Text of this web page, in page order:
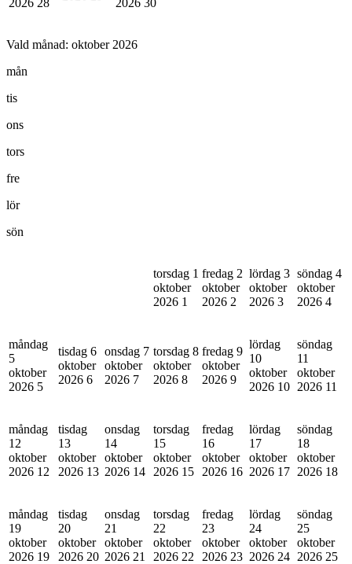
Vald månad: oktober 2026
mån
tis
ons
tors
fre
lör
sön
torsdag 1
oktober
2026 1
fredag 2
oktober
2026 2
lördag 3
oktober
2026 3
söndag 4
oktober
2026 4
måndag
5
oktober
2026 5
tisdag 6
oktober
2026 6
onsdag 7
oktober
2026 7
torsdag 8
oktober
2026 8
fredag 9
oktober
2026 9
lördag
10
oktober
2026 10
söndag
11
oktober
2026 11
måndag
12
oktober
2026 12
tisdag
13
oktober
2026 13
onsdag
14
oktober
2026 14
torsdag
15
oktober
2026 15
fredag
16
oktober
2026 16
lördag
17
oktober
2026 17
söndag
18
oktober
2026 18
måndag
19
oktober
2026 19
tisdag
20
oktober
2026 20
onsdag
21
oktober
2026 21
torsdag
22
oktober
2026 22
fredag
23
oktober
2026 23
lördag
24
oktober
2026 24
söndag
25
oktober
2026 25